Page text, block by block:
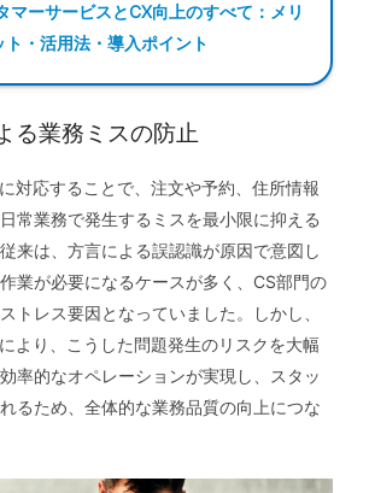
マーサービスとCX向上のすべて：メリ
ト・活用法・導入ポイント
る業務ミスの防止
対応することで、注文や予約、住所情報
常業務で発生するミスを最小限に抑える
来は、方言による誤認識が原因で意図し
業が必要になるケースが多く、CS部門の
トレス要因となっていました。しかし、
より、こうした問題発生のリスクを大幅
率的なオペレーションが実現し、スタッ
るため、全体的な業務品質の向上につな